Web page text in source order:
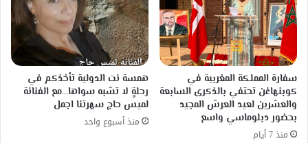
سفارة المملكة المغربية في
كوبنهاغن تحتفي بالذكرى السابعة
والعشرين لعيد العرش المجيد
بحضور دبلوماسي واسع
منذ 7 أيام
همسة نت الدولية تأخذكم في
رحلةٍ لا تشبه سواها…مع الفنانة
لميس حاج سهرتنا اجمل
منذ أسبوع واحد